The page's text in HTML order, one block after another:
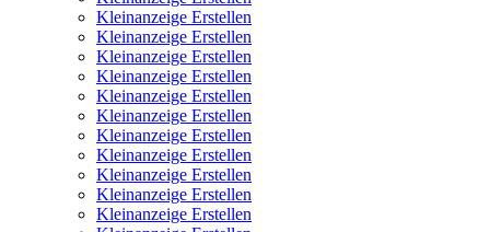
Kleinanzeige Erstellen
Kleinanzeige Erstellen
Kleinanzeige Erstellen
Kleinanzeige Erstellen
Kleinanzeige Erstellen
Kleinanzeige Erstellen
Kleinanzeige Erstellen
Kleinanzeige Erstellen
Kleinanzeige Erstellen
Kleinanzeige Erstellen
Kleinanzeige Erstellen